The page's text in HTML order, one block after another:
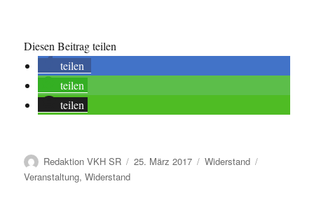
Diesen Beitrag teilen
teilen
teilen
teilen
Autor
Redaktion VKH SR
Veröffentlicht
25. März 2017 Kategorien
Widerstand
Veranstaltung,Widerstand